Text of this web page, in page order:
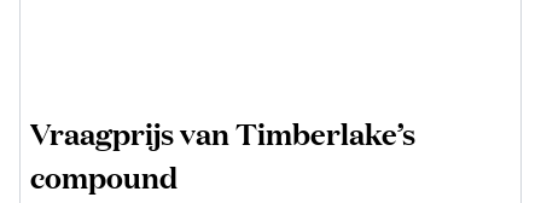
Vraagprijs van Timberlake’s
compound